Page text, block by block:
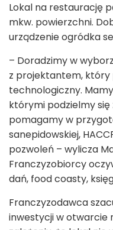
Lokal na restaurację
mkw. powierzchni.
urządzenie ogródka
– Doradzimy w
z projektantem,
technologiczny.
którymi podzielmy
pomagamy w
sanepidowskiej,
pozwoleń – wylicza
Franczyzobiorcy
dań, food coasty,
Franczyzodawca
inwestycji w otwarcie